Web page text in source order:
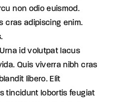
non odio euismod.
cras adipiscing enim.
id volutpat lacus
Quis viverra nibh cras
libero. Elit
tincidunt lobortis feugiat